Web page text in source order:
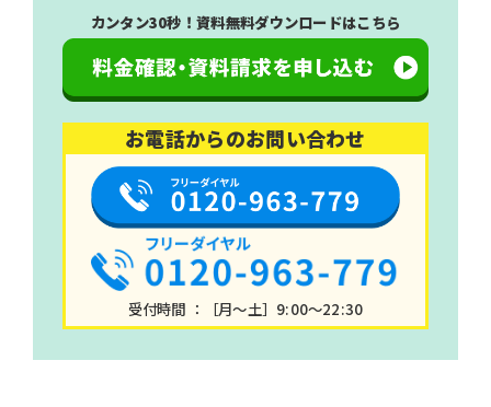
カンタン30秒！資料無料ダウンロードはこちら
お電話からのお問い合わせ
受付時間 ：［月～土］9:00～22:30